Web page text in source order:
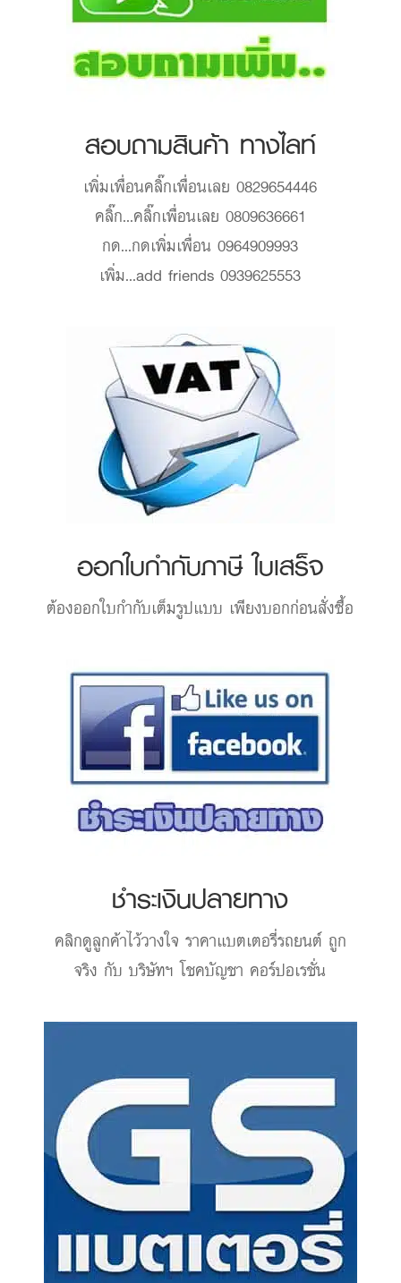
สอบถามสินค้า ทางไลท์
เพิ่มเพื่อนคลิ๊กเพื่อนเลย 0829654446
คลิ๊ก...คลิ๊กเพื่อนเลย 0809636661
กด...กดเพิ่มเพื่อน 0964909993
เพิ่ม...add friends 0939625553
ออกใบกำกับภาษี ใบเสร็จ
ต้องออกใบกำกับเต็มรูปแบบ เพียงบอกก่อนสั่งซื้อ
ชำระเงินปลายทาง
คลิกดูลูกค้าไว้วางใจ ราคาแบตเตอรี่รถยนต์ถูก
จริง กับ บริษัทฯ โชคบัญชา คอร์ปอเรชั่น